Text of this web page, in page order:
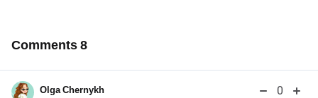
Comments8
Olga Chernykh 0